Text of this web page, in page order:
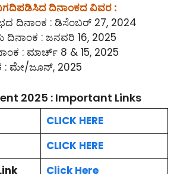
ದಿನಾಂಕದ ವಿವರ :
ದಿನಾಂಕ : ಡಿಸೆಂಬರ್ 27, 2024
: ಜನವರಿ 16, 2025
: ಮಾರ್ಚ್ 8 & 15, 2025
: ಮೇ/ಜೂನ್, 2025
2025 : Important Links
CLICK HERE
CLICK HERE
Click Here